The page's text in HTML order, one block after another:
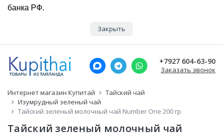
банка РФ.
Закрыть
+7927 604-63-90
Заказать звонок
Интернет магазин Купитай
Тайский чай
Изумрудный зеленый чай
Тайский зеленый молочный чай Number One 200 гр
Тайский зеленый молочный чай